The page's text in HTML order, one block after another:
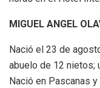
M IGUEL ANGEL
Nació el 23 de
abuelo de 12 nietos;
Nació en Pascanas